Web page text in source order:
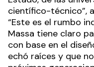
científico-técnico”,
“Este es el rumbo
Massa tiene claro
con base en el
echó raíces y que